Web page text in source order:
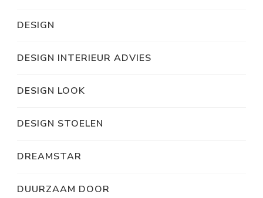
DESIGN
DESIGN INTERIEUR ADVIES
DESIGN LOOK
DESIGN STOELEN
DREAMSTAR
DUURZAAM DOOR